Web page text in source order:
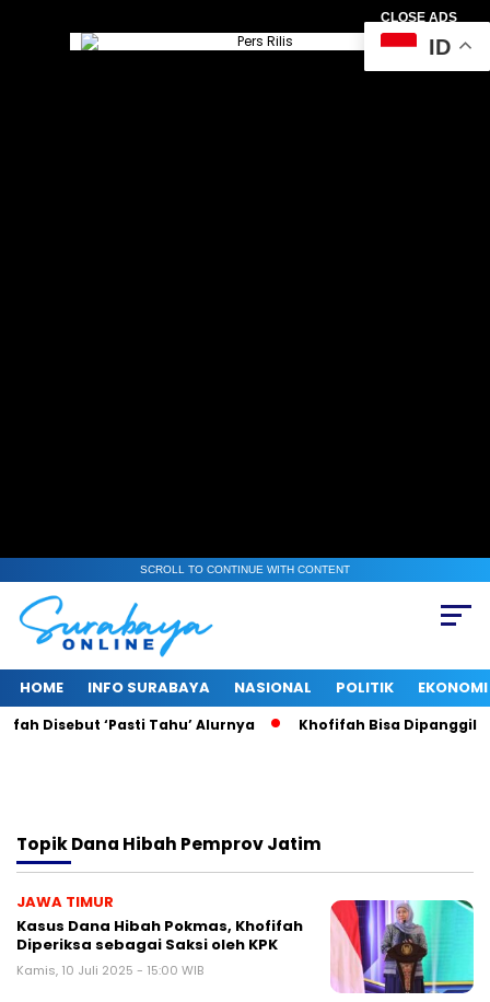
CLOSE ADS
SCROLL TO CONTINUE WITH CONTENT
HOME INFO SURABAYA NASIONAL POLITIK EKONOMI
Disebut ‘Pasti Tahu’ Alurnya Khofifah Bisa Dipanggil
TopikDana Hibah Pemprov Jatim
JAWA TIMUR
Kasus Dana Hibah Pokmas, Khofifah
Diperiksa sebagai Saksi oleh KPK
Kamis, 10 Juli 2025 - 15:00 WIB
ID